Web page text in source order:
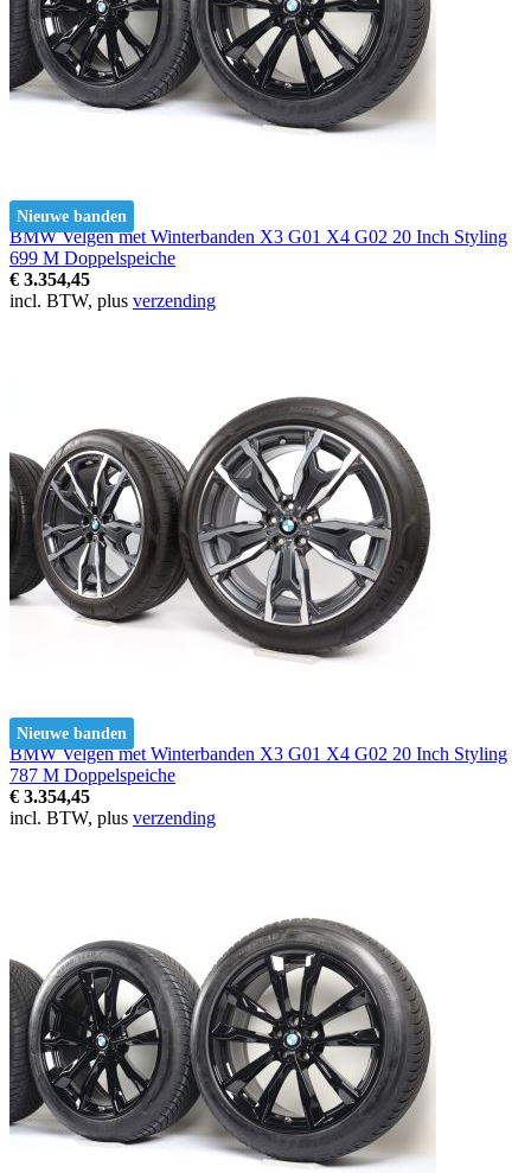
Nieuwe banden
BMW Velgen met Winterbanden X3 G01 X4 G02 20 Inch Styling
699 M Doppelspeiche
€ 3.354,45
incl. BTW, plus verzending
Nieuwe banden
BMW Velgen met Winterbanden X3 G01 X4 G02 20 Inch Styling
787 M Doppelspeiche
€ 3.354,45
incl. BTW, plus verzending